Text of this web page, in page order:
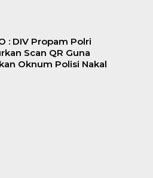
: DIV Propam Polri
Scan QR Guna
Oknum Polisi Nakal